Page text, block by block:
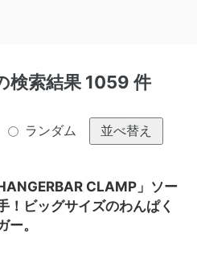
検索結果 1059 件
ランダム 並べ替え
CLAMP」ソー
！ビッグサイズのわんぱく
ー。